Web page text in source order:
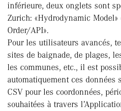
inférieure, deux onglets sont
Zurich: «Hydrodynamic Model»
Order/API».
Pour les utilisateurs avancés,
sites de baignade, de plages,
les communes, etc., il est
automatiquement ces données
CSV pour les coordonnées,
souhaitées à travers